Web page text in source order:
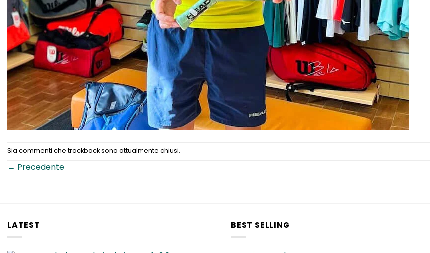
Sia commenti che trackback sono attualmente chiusi.
← Precedente
LATEST BEST SELLING